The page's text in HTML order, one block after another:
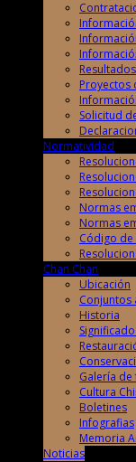
Proyectos
Solicitud
Normatividad
Normas
Normas
Código de
Chan Chan
Ubicación
Conjuntos
Historia
Galería
Cultura
Boletines
Infografias
Memoria
Noticias